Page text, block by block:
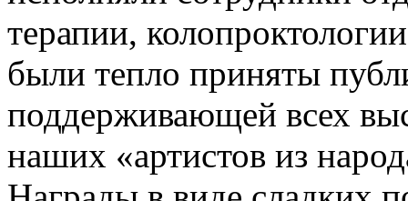
терапии,
были тепло приняты
поддерживающей всех
наших «артистов из